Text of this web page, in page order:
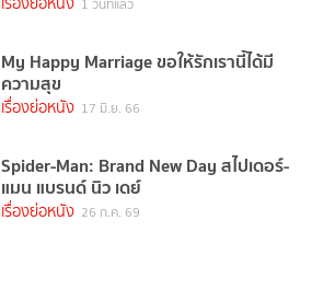
1 วันที่แล้ว
My Happy Marriage ขอให้รักเรานี้ได้มี
ความสุข
เรื่องย่อหนัง 17 มิ.ย. 66
Spider-Man: Brand New Day สไปเดอร์-
แมน แบรนด์ นิว เดย์
เรื่องย่อหนัง 26 ก.ค. 69